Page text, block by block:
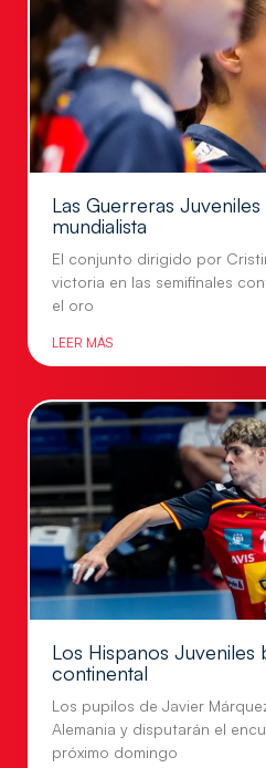
Las Guerreras
mundialista
El conjunto dirigido por
victoria en las semifinales
el oro
LEER MÁS
Los Hispanos
continental
Los pupilos de Javier
Alemania y disputarán el
próximo domingo